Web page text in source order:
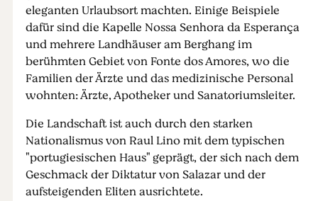
eleganten Urlaubsort machten. Einige Beispiele
dafür sind die Kapelle Nossa Senhora da Esperança
und mehrere Landhäuser am Berghang im
berühmten Gebiet von Fonte dos Amores, wo die
Familien der Ärzte und das medizinische Personal
wohnten: Ärzte, Apotheker und Sanatoriumsleiter.
Die Landschaft ist auch durch den starken
Nationalismus von Raul Lino mit dem typischen
"portugiesischen Haus" geprägt, der sich nach dem
Geschmack der Diktatur von Salazar und der
aufsteigenden Eliten ausrichtete.